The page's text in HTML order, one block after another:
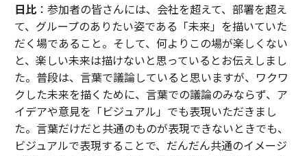
日比：参加者の皆さんには、会社を超えて、部署を超え
て、グループのありたい姿である「未来」を描いていた
だく場であること。そして、何よりこの場が楽しくない
と、楽しい未来は描けないと思っているとお伝えしまし
た。普段は、言葉で議論していると思いますが、ワクワ
クした未来を描くために、言葉での議論のみならず、ア
イデアや意見を「ビジュアル」でも表現いただきまし
た。言葉だけだと共通のものが表現できないときでも、
ビジュアルで表現することで、だんだん共通のイメージ